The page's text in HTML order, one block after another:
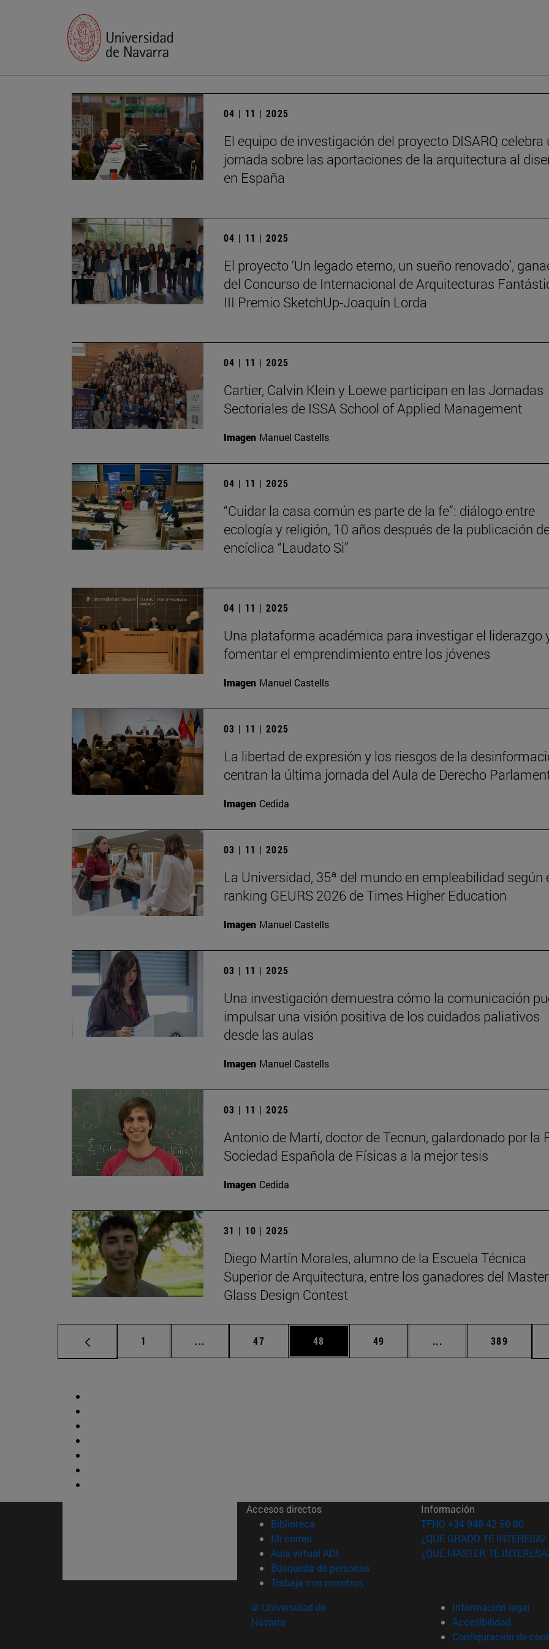
04 | 11 | 2025
El equipo de investigación del proyecto DISARQ celebra
jornada sobre las aportaciones de la arquitectura al
en España
04 | 11 | 2025
El proyecto ‘Un legado eterno, un sueño renovado’,
del Concurso de Internacional de Arquitecturas
III Premio SketchUp-Joaquín Lorda
04 | 11 | 2025
Cartier, Calvin Klein y Loewe participan en las Jornadas
Sectoriales de ISSA School of Applied Management
Imagen Manuel Castells
04 | 11 | 2025
“Cuidar la casa común es parte de la fe”: diálogo entre
ecología y religión, 10 años después de la publicación
encíclica “Laudato Si”
04 | 11 | 2025
Una plataforma académica para investigar el liderazgo
fomentar el emprendimiento entre los jóvenes
Imagen Manuel Castells
03 | 11 | 2025
La libertad de expresión y los riesgos de la
centran la última jornada del Aula de Derecho
Imagen Cedida
03 | 11 | 2025
La Universidad, 35ª del mundo en empleabilidad según
ranking GEURS 2026 de Times Higher Education
Imagen Manuel Castells
03 | 11 | 2025
Una investigación demuestra cómo la comunicación
impulsar una visión positiva de los cuidados paliativos
desde las aulas
Imagen Manuel Castells
03 | 11 | 2025
Antonio de Martí, doctor de Tecnun, galardonado por la
Sociedad Española de Físicas a la mejor tesis
Imagen Cedida
31 | 10 | 2025
Diego Martín Morales, alumno de la Escuela Técnica
Superior de Arquitectura, entre los ganadores del Master
Glass Design Contest
Página
1 ... Páginas intermedias Use TAB para desplazarse.
Página
47 Página
48 Página
49 ... Páginas intermedias
Página
389
Accesos directos
Biblioteca (abre en nueva ventana)
Mi correo(abre en nueva ventana)
Aula virtual ADI (abre en nueva ventana)
Búsqueda de personas(abre en nueva ventana)
Trabaja con nosotros(abre en nueva ventana)
Información
TFNO +34 948 42 56 00
¿QUÉ GRADO TE INTERESA?
¿QUÉ MÁSTER TE
© Universidad de
Navarra
Información legal
Accesibilidad
Configuración de